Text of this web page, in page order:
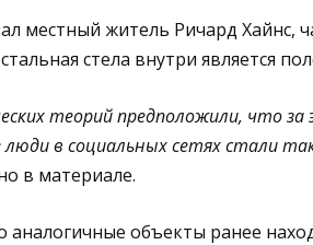
местный житель Ричард
стела внутри является
теорий предположили, что
в социальных сетях стали
в материале.
объекты ранее